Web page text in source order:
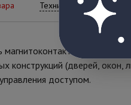
Технические
магнитоконтактный, НЗ,
конструкций (дверей,
доступом.